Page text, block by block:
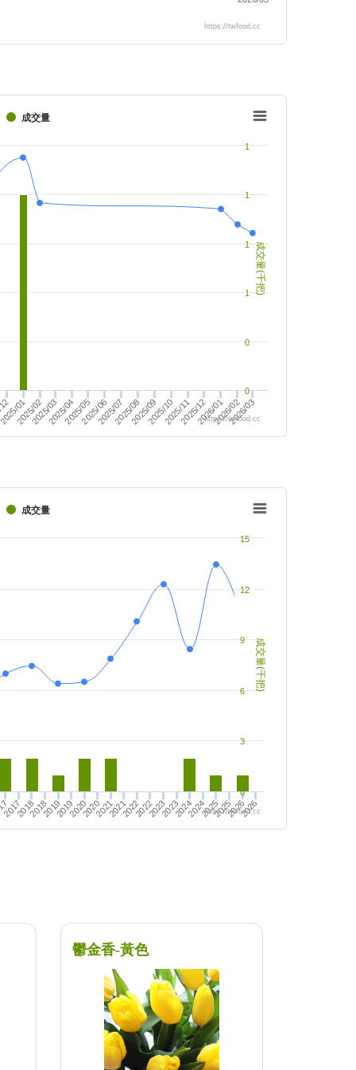
https://twfood.cc
成交量(千把)
成交量
01
2025/022025/032025/042025/052025/062025/072025/082025/092025/102025/112025/122026/012026/022026/03
0
0
1
1
1
1
https://twfood.cc
成交量(千把)
成交量
2017201820182019201920202020202120212022202220232023202420242025202520262026
0
3
6
9
12
15
https://twfood.cc
鬱金香-黃色